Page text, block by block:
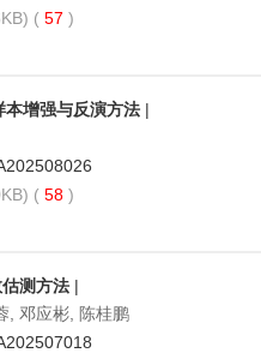
( 57 )
增强与反演方法 |
( 58 )
测方法 |
, 邓应彬, 陈桂鹏